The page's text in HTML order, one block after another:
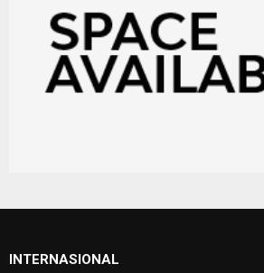
INTERNASIONAL